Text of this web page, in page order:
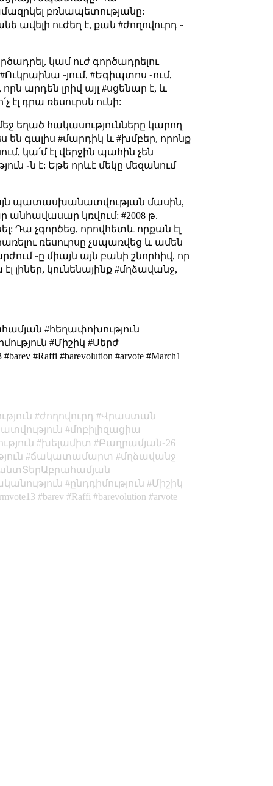
բռնապետությանը:
ավելի ուժեղ է, քան #ժողովուրդ ֊
կամ ուժ գործադրելու
֊յում, #Եգիպտոս ֊ում,
արդեն լրիվ այլ #սցենար է, և
դրա ռեսուրսն ունի:
եղած հակասությունները կարող
են գալիս #մարդիկ և #խմբեր, որոնք
կա՛մ էլ վերջին պահին չեն
֊ն է: Եթե որևէ մեկը մեզանում
այն պատասխանատվության մասին,
անհավասար կռվում: #2008 թ.
չգործեց, որովհետև որքան էլ
ռեսուրսը չսպառվեց և ամեն
֊ը միայն այն բանի շնորհիվ, որ
լիներ, կունենայինք #մղձավանջ,
#հեղափոխություն
#Միշիկ #Սերժ
#Raffi #barevolution #arvote #March1
ժողովուրդ
Վրաստան
մոբիլիզացիա
խելամիտ
Բաղրամյան֊26
ճակատամարտ
մղձավանջ
ընդդիմություն
Միշիկ
barev Raffi barevolution
arvote